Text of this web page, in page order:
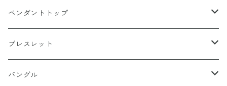
15号以上
13号以下
platinum
15号以上
13号以下
silver925
15号以上
Gold Plating
k18
60cm
55cm
platinum
60cm
silver925
ペンダントトップ
k18
k24
ブレスレット
k18
バングル